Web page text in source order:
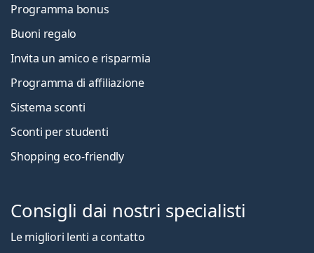
Programma bonus
Buoni regalo
Invita un amico e risparmia
Programma di affiliazione
Sistema sconti
Sconti per studenti
Shopping eco-friendly
Consigli dai nostri specialisti
Le migliori lenti a contatto